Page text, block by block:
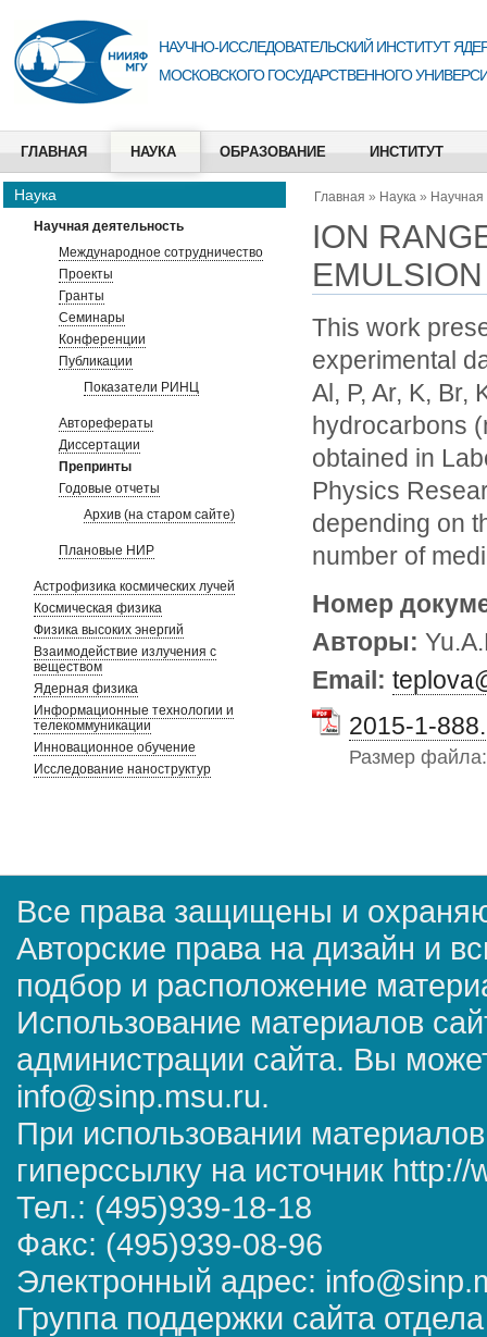
НАУЧНО-ИССЛЕДОВАТЕЛЬСКИЙ ИНСТИТУТ
МОСКОВСКОГО ГОСУДАРСТВЕННОГО
ГЛАВНАЯ НАУКА ОБРАЗОВАНИЕ ИНСТИТУТ
Наука
Научная деятельность
Международное сотрудничество
Проекты
Гранты
Семинары
Конференции
Публикации
Показатели РИНЦ
Авторефераты
Диссертации
Препринты
Годовые отчеты
Архив (на старом сайте)
Плановые НИР
Астрофизика космических лучей
Космическая физика
Физика высоких энергий
Взаимодействие излучения с
веществом
Ядерная физика
Информационные технологии и
телекоммуникации
Инновационное обучение
Исследование наноструктур
Главная » Наука » Научная
ION
EMULSION
This work
experimental
Al, P, Ar, K, Br,
hydrocarbons
obtained in
Physics
depending on
number of
Номер
Авторы:
Email:
2015-1-
Размер
Все права защищены и
Авторские права на дизайн и
подбор и расположение
Использование материалов
администрации сайта. Вы
info@sinp.msu.ru.
При использовании
гиперссылку на источник
Тел.: (495)939-18-18
Факс: (495)939-08-96
Электронный адрес:
Группа поддержки сайта